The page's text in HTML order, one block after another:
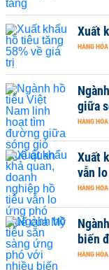
Xuất
HÀNG HÓA
giữa
HÀNG HÓA
Xuất
vẫn
HÀNG HÓA
biến
HÀNG HÓA